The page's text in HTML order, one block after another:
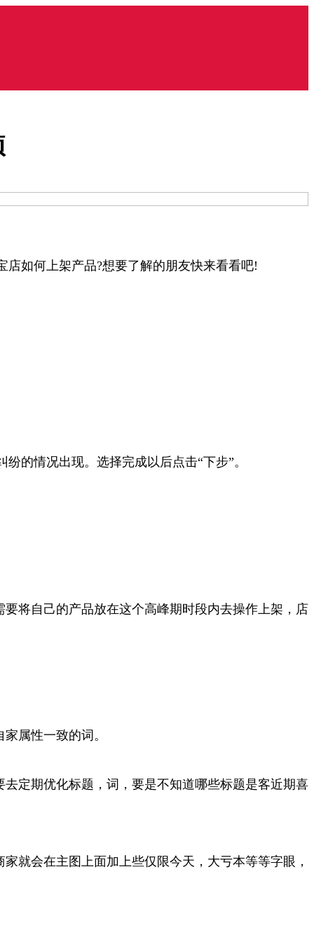
如何上架产品?想要了解的朋友快来看看吧!
的情况出现。选择完成以后点击“下步”。
将自己的产品放在这个高峰期时段内去操作上架，店
属性一致的词。
定期优化标题，词，要是不知道哪些标题是客近期喜
就会在主图上面加上些仅限今天，大亏本等等字眼，